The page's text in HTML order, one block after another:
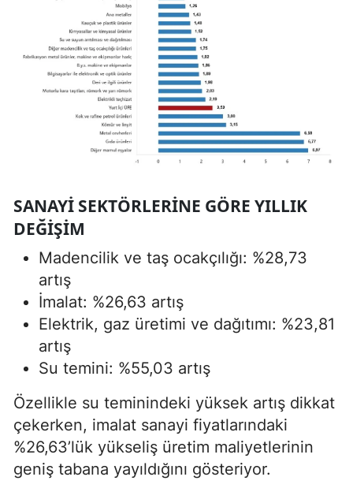
SANAYI SEKTÖRLERINE GÖRE YILLIK
DEĞIŞIM
Madencilik ve taş ocakçılığı: %28,73
artış
İmalat: %26,63 artış
Elektrik, gaz üretimi ve dağıtımı: %23,81
artış
Su temini: %55,03 artış
Özellikle su teminindeki yüksek artış dikkat
çekerken, imalat sanayi fiyatlarındaki
%26,63’lük yükseliş üretim maliyetlerinin
geniş tabana yayıldığını gösteriyor.